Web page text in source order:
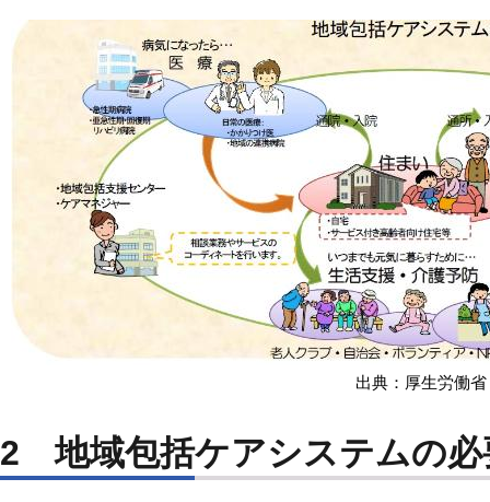
出典：厚生労働省
2 地域包括ケアシステムの必